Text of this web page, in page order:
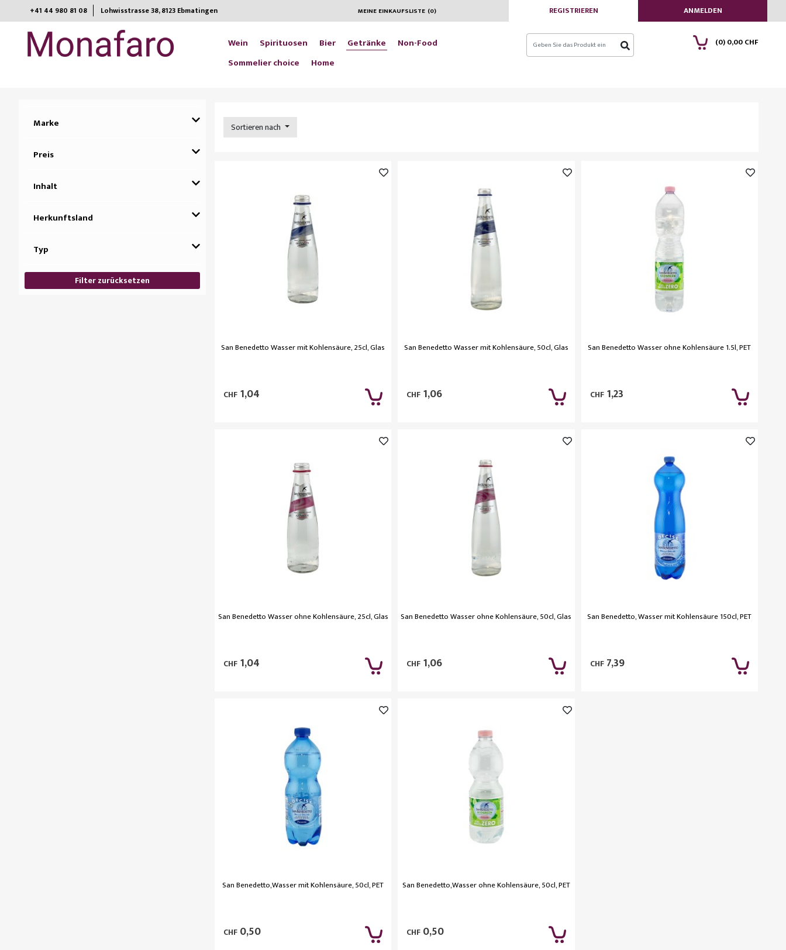
+41 44 980 81 08 Lohwisstrasse 38, 8123 Ebmatingen​ MEINE EINKAUFSLISTE (0) REGISTRIEREN ANMELDEN
Wein Spirituosen Bier Getränke
Non-Food
Sommelier choice
Home
(0)0,00 CHF
Marke
Preis
Inhalt
Herkunftsland
Typ
Filter zurücksetzen
Sortieren nach
San Benedetto Wasser mit Kohlensäure, 25cl, Glas
CHF 1,04
San Benedetto Wasser mit Kohlensäure, 50cl, Glas
CHF 1,06
San Benedetto Wasser ohne Kohlensäure 1.5l, PET
CHF1,23
San Benedetto Wasser ohne Kohlensäure, 25cl, Glas
CHF 1,04
San Benedetto Wasser ohne Kohlensäure, 50cl, Glas
CHF 1,06
San Benedetto, Wasser mit Kohlensäure 150cl, PET
CHF7,39
San Benedetto,Wasser mit Kohlensäure, 50cl, PET
CHF 0,50
San Benedetto,Wasser ohne Kohlensäure, 50cl, PET
CHF 0,50